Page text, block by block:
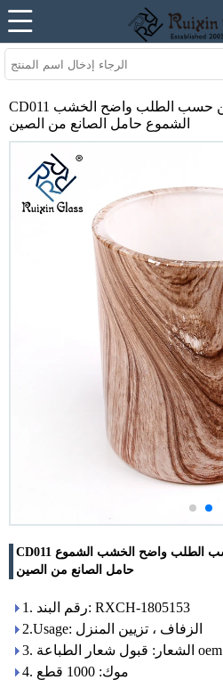
CD011 الساخنه بيع رخيصة الثمن حسب الطلب واضح الخشب
الشموع حامل الصانع من الصين
CD011 الساخنه بيع رخيصة الثمن حسب الطلب واضح الخشب الشموع
حامل الصانع من الصين
1. رقم البند: RXCH-1805153
2.Usage: الزفاف ، تزيين المنزل
3. الشعار: قبول شعار الطباعة oem
4. موك: 1000 قطع